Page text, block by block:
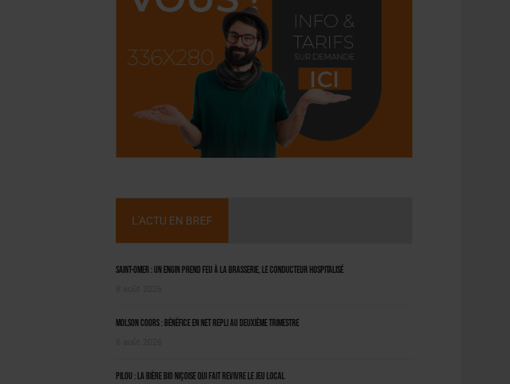
L'ACTU EN BREF
Saint-Omer : un engin prend feu à la brasserie, le conducteur hospitalisé
Molson Coors : bénéfice en net repli au deuxième trimestre
Pilou : la bière bio niçoise qui fait revivre le jeu local